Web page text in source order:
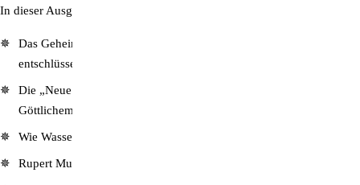
In dieser Ausgabe lesen Sie unter anderem:
Das Geheimnis des „Neuen Jerusalem“, von einem Meister
entschlüsselt
Die „Neue Weltordnung“ zwischen teuflischem Komplott und
Göttlichem Plan für die Zukunft
Wie Wasser den Körper heilen kann
Rupert Murdoch: Vom Zeitungsjungen zum Medien-Tycoon